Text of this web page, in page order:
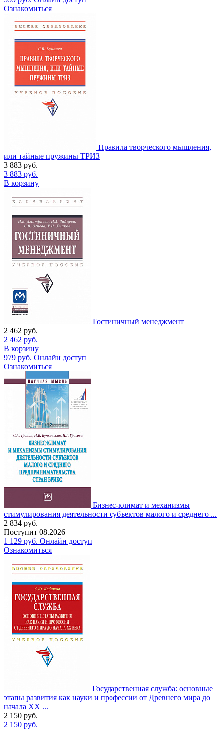
Ознакомиться
Правила творческого мышления,
или тайные пружины ТРИЗ
3 883 руб.
3 883 руб.
В корзину
Гостиничный менеджмент
2 462 руб.
2 462 руб.
В корзину
979 руб. Онлайн доступ
Ознакомиться
Бизнес-климат и механизмы
стимулирования деятельности субъектов малого и среднего ...
2 834 руб.
Поступит 08.2026
1 129 руб. Онлайн доступ
Ознакомиться
Государственная служба: основные
этапы развития как науки и профессии от Древнего мира до
начала XX ...
2 150 руб.
2 150 руб.